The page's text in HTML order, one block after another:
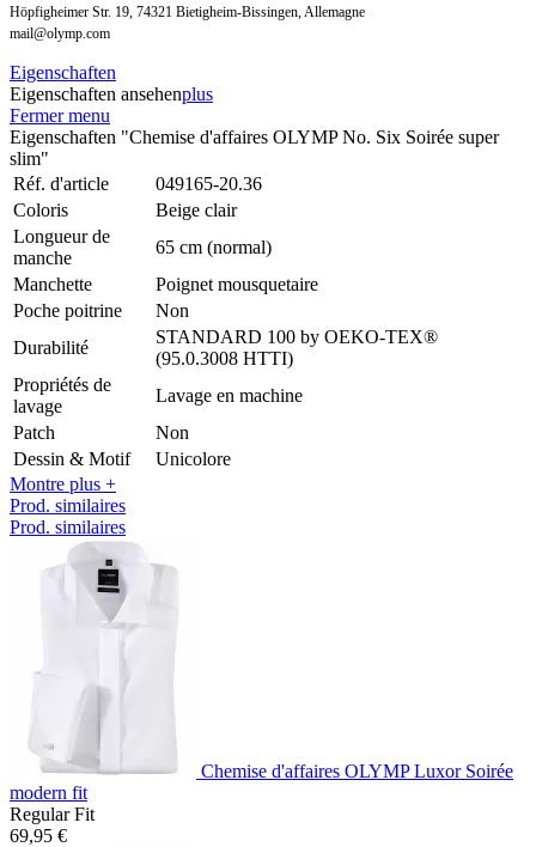
Höpfigheimer Str. 19, 74321 Bietigheim-Bissingen, Allemagne
mail@olymp.com
Eigenschaften
Eigenschaften ansehenplus
Fermer menu
Eigenschaften "Chemise d'affaires OLYMP No. Six Soirée super
slim"
Réf. d'article
049165-20.36
Coloris
Beige clair
Longueur de
manche
65 cm (normal)
Manchette
Poignet mousquetaire
Poche poitrine
Non
Durabilité
STANDARD 100 by OEKO-TEX®
(95.0.3008 HTTI)
Propriétés de
lavage
Lavage en machine
Patch
Non
Dessin & Motif
Unicolore
Montre plus +
Prod. similaires
Prod. similaires
Chemise d'affaires OLYMP Luxor Soirée
modern fit
Regular Fit
69,95 €